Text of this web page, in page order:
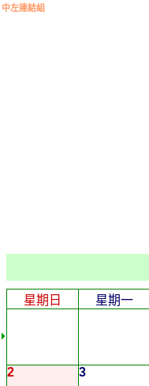
中左連結組
星期日 星期一
2 3